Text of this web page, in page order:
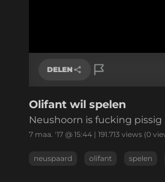
DELEN
Link kopiëren
Olifant wil spelen
Neushoorn is fucking pissig
7 maa. '17 @ 15:44 | 191.713 views (0
neuspaard olifant spelen